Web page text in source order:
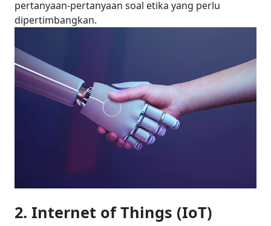
pertanyaan-pertanyaan soal etika yang perlu
dipertimbangkan.
2. Internet of Things (IoT)